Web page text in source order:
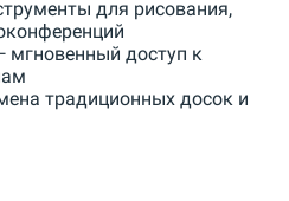
для рисования,
доступ к
традиционных досок и